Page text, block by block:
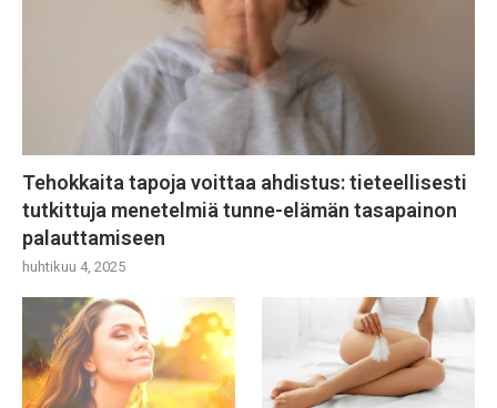
Tehokkaita tapoja voittaa ahdistus: tieteellisesti
tutkittuja menetelmiä tunne-elämän tasapainon
palauttamiseen
huhtikuu 4, 2025